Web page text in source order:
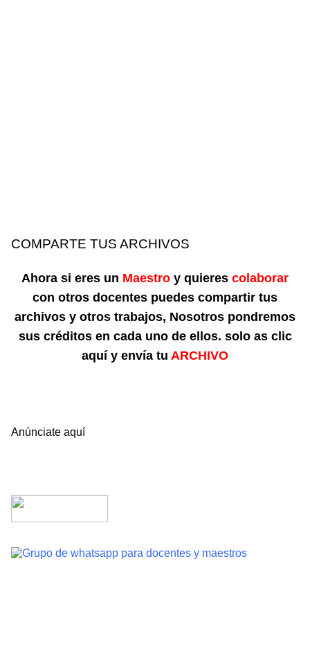
COMPARTE TUS ARCHIVOS
Ahora si eres un Maestro y quieres colaborar
con otros docentes puedes compartir tus
archivos y otros trabajos, Nosotros pondremos
sus créditos en cada uno de ellos. solo as clic
aquí y envía tu ARCHIVO
Anúnciate aquí